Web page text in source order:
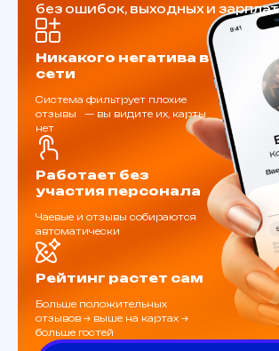
без ошибок, выходных и зарплат
Никакого негатива в
сети
Система фильтрует плохие
отзывы — вы видите их, карты
нет
Работает без
участия персонала
Чаевые и отзывы собираются
автоматически
Рейтинг растет сам
Больше положительных
отзывов → выше на картах →
больше гостей